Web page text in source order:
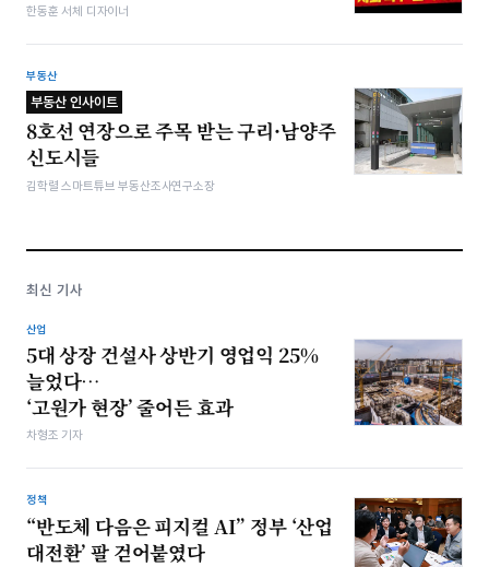
한동훈 서체 디자이너
부동산
부동산 인사이트
8호선 연장으로 주목 받는 구리·남양주
신도시들
김학렬 스마트튜브 부동산조사연구소장
최신 기사
산업
5대 상장 건설사 상반기 영업익 25%
늘었다…
‘고원가 현장’ 줄어든 효과
차형조 기자
정책
“반도체 다음은 피지컬 AI” 정부 ‘산업
대전환’ 팔 걷어붙였다